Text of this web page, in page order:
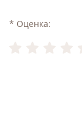
* Оценка: